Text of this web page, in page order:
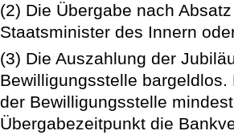
(2) Die Übergabe nach
Staatsminister des Innern
(3) Die Auszahlung der
Bewilligungsstelle
der Bewilligungsstelle
Übergabezeitpunkt die